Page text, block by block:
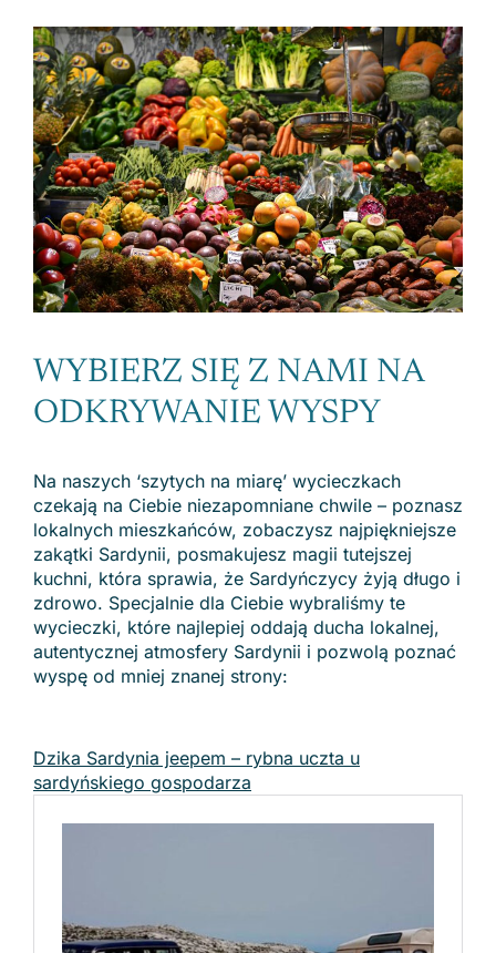
WYBIERZ SIĘ Z NAMI NA
ODKRYWANIE WYSPY
Na naszych ‘szytych na miarę’ wycieczkach
czekają na Ciebie niezapomniane chwile – poznasz
lokalnych mieszkańców, zobaczysz najpiękniejsze
zakątki Sardynii, posmakujesz magii tutejszej
kuchni, która sprawia, że Sardyńczycy żyją długo i
zdrowo. Specjalnie dla Ciebie wybraliśmy te
wycieczki, które najlepiej oddają ducha lokalnej,
autentycznej atmosfery Sardynii i pozwolą poznać
wyspę od mniej znanej strony:
Dzika Sardynia jeepem – rybna uczta u
sardyńskiego gospodarza